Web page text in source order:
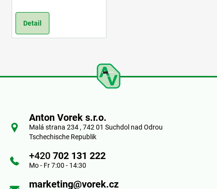
Detail
Anton Vorek s.r.o.
Malá strana 234 , 742 01 Suchdol nad Odrou
Tschechische Republik
+420 702 131 222
Mo - Fr 7:00 - 14:30
marketing@vorek.cz